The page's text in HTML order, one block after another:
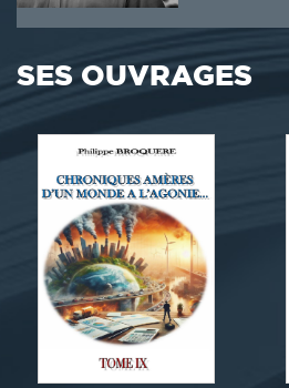
SES OUVRAGES